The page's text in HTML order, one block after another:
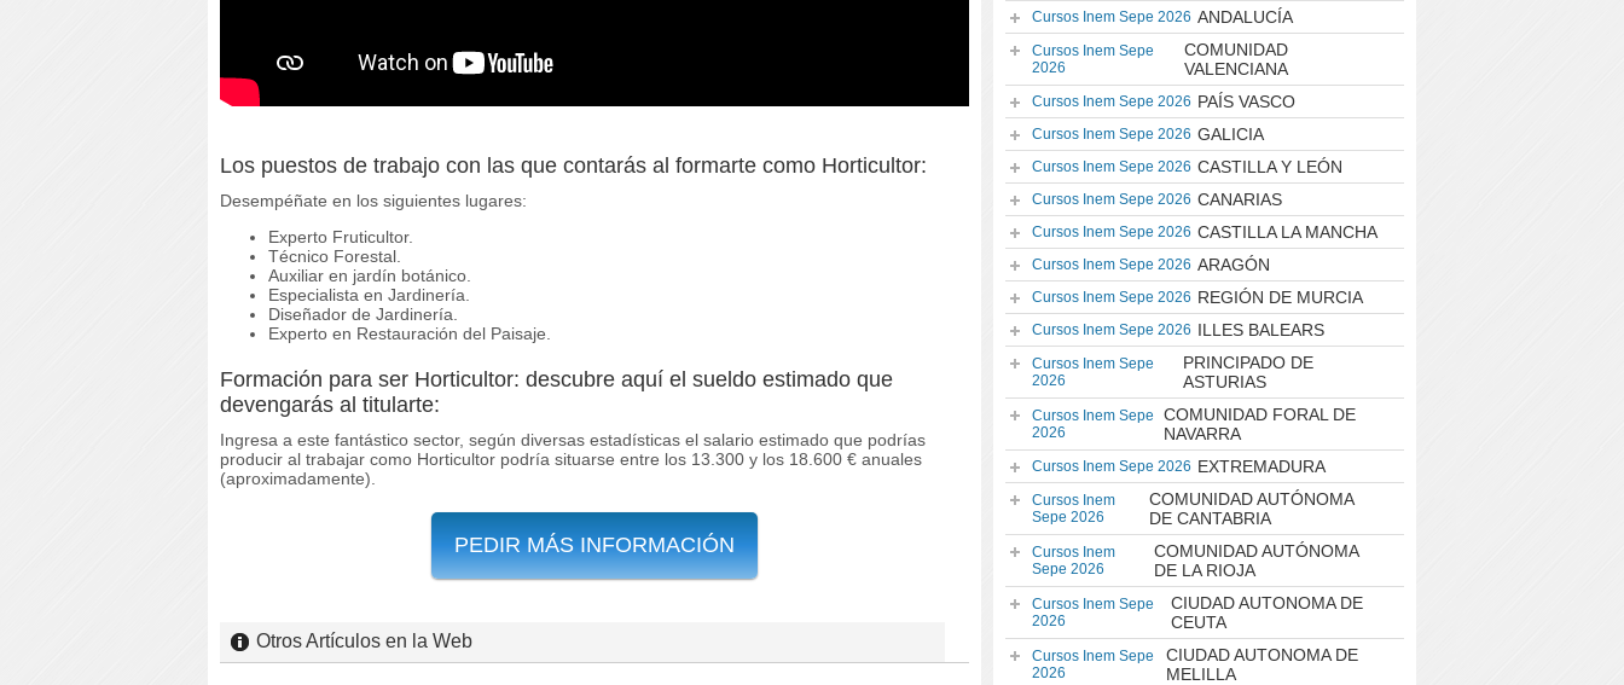
Los puestos de trabajo con las que contarás al formarte como Horticultor:
Desempéñate en los siguientes lugares:
Experto Fruticultor.
Técnico Forestal.
Auxiliar en jardín botánico.
Especialista en Jardinería.
Diseñador de Jardinería.
Experto en Restauración del Paisaje.
Formación para ser Horticultor: descubre aquí el sueldo estimado que
devengarás al titularte:
Ingresa a este fantástico sector, según diversas estadísticas el salario estimado que podrías
producir al trabajar como Horticultor podría situarse entre los 13.300 y los 18.600 € anuales
(aproximadamente).
PEDIR MÁS INFORMACIÓN
Otros Artículos en la Web
Cursos Inem Sepe 2026 ANDALUCÍA
Cursos Inem Sepe
2026
COMUNIDAD
VALENCIANA
Cursos Inem Sepe 2026 PAÍS VASCO
Cursos Inem Sepe 2026 GALICIA
Cursos Inem Sepe 2026 CASTILLA Y LEÓN
Cursos Inem Sepe 2026 CANARIAS
Cursos Inem Sepe 2026 CASTILLA LA MANCHA
Cursos Inem Sepe 2026 ARAGÓN
Cursos Inem Sepe 2026 REGIÓN DE MURCIA
Cursos Inem Sepe 2026 ILLES BALEARS
Cursos Inem Sepe
2026
PRINCIPADO DE
ASTURIAS
Cursos Inem Sepe
2026
COMUNIDAD FORAL DE
NAVARRA
Cursos Inem Sepe 2026 EXTREMADURA
Cursos Inem
Sepe 2026
COMUNIDAD AUTÓNOMA
DE CANTABRIA
Cursos Inem
Sepe 2026
COMUNIDAD AUTÓNOMA
DE LA RIOJA
Cursos Inem Sepe
2026
CIUDAD AUTONOMA DE
CEUTA
Cursos Inem Sepe
2026
CIUDAD AUTONOMA DE
MELILLA